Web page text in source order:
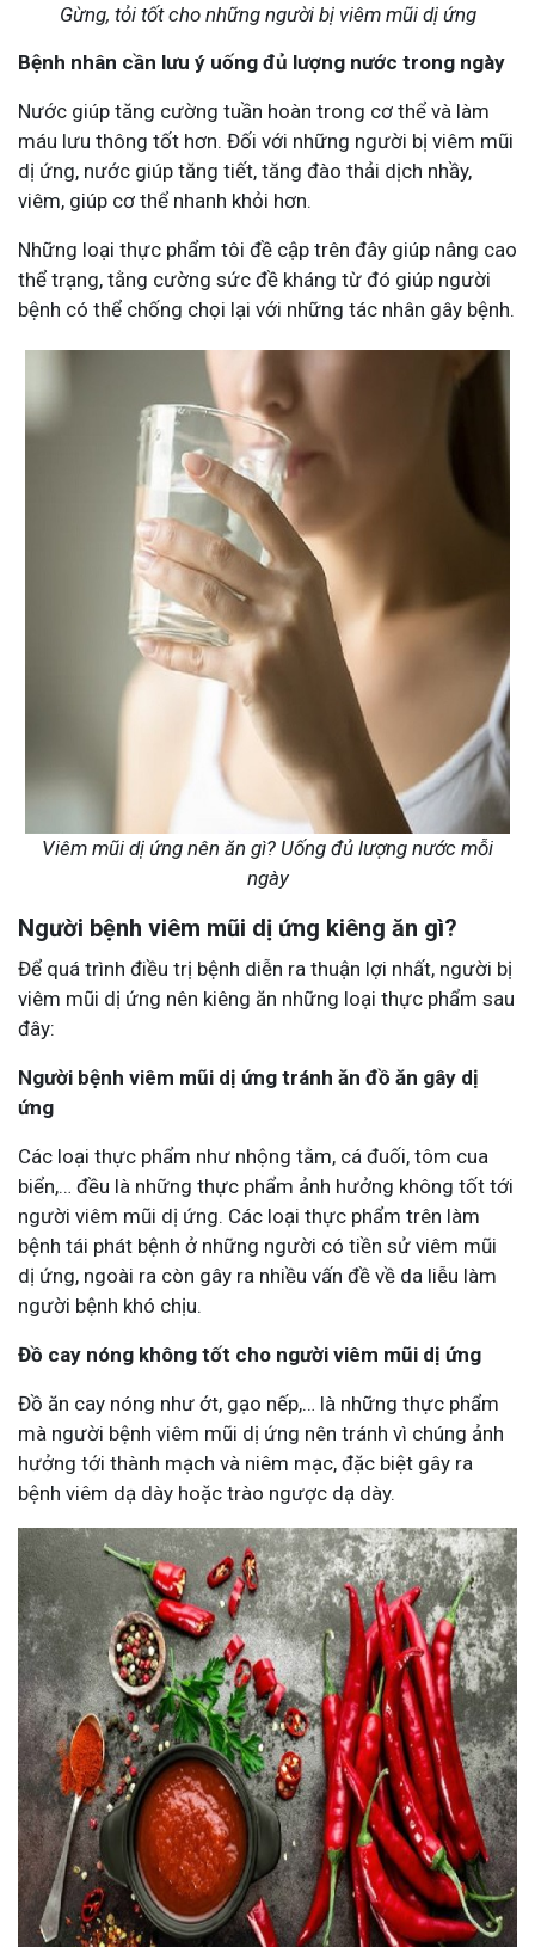
Gừng, tỏi tốt cho những người bị viêm mũi dị ứng
Bệnh nhân cần lưu ý uống đủ lượng nước trong ngày
Nước giúp tăng cường tuần hoàn trong cơ thể và làm
máu lưu thông tốt hơn. Đối với những người bị viêm mũi
dị ứng, nước giúp tăng tiết, tăng đào thải dịch nhầy,
viêm, giúp cơ thể nhanh khỏi hơn.
Những loại thực phẩm tôi đề cập trên đây giúp nâng cao
thể trạng, tằng cường sức đề kháng từ đó giúp người
bệnh có thể chống chọi lại với những tác nhân gây bệnh.
Viêm mũi dị ứng nên ăn gì? Uống đủ lượng nước mỗi
ngày
Người bệnh viêm mũi dị ứng kiêng ăn gì?
Để quá trình điều trị bệnh diễn ra thuận lợi nhất, người bị
viêm mũi dị ứng nên kiêng ăn những loại thực phẩm sau
đây:
Người bệnh viêm mũi dị ứng tránh ăn đồ ăn gây dị
ứng
Các loại thực phẩm như nhộng tằm, cá đuối, tôm cua
biển,… đều là những thực phẩm ảnh hưởng không tốt tới
người viêm mũi dị ứng. Các loại thực phẩm trên làm
bệnh tái phát bệnh ở những người có tiền sử viêm mũi
dị ứng, ngoài ra còn gây ra nhiều vấn đề về da liễu làm
người bệnh khó chịu.
Đồ cay nóng không tốt cho người viêm mũi dị ứng
Đồ ăn cay nóng như ớt, gạo nếp,… là những thực phẩm
mà người bệnh viêm mũi dị ứng nên tránh vì chúng ảnh
hưởng tới thành mạch và niêm mạc, đặc biệt gây ra
bệnh viêm dạ dày hoặc trào ngược dạ dày.